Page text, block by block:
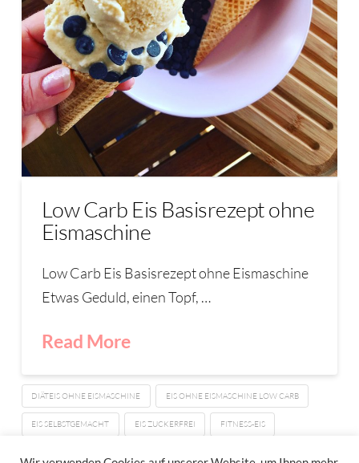
Low Carb Eis Basisrezept ohne
Eismaschine
Low Carb Eis Basisrezept ohne Eismaschine
Etwas Geduld, einen Topf, …
Read More
DIÄTEIS OHNE EISMASCHINE EIS OHNE EISMASCHINE LOW CARB
EIS SELBSTGEMACHT EIS ZUCKERFREI FITNESS-EIS